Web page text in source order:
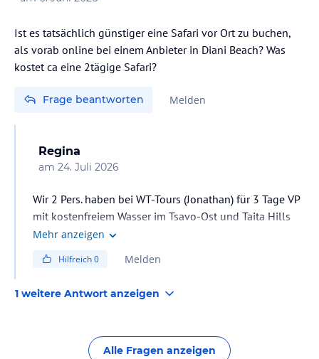
Ist es tatsächlich günstiger eine Safari vor Ort zu buchen,
als vorab online bei einem Anbieter in Diani Beach? Was
kostet ca eine 2tägige Safari?
Frage beantworten Melden
Regina
am 24. Juli 2026
Wir 2 Pers. haben bei WT-Tours (Jonathan) für 3 Tage VP
mit kostenfreiem Wasser im Tsavo-Ost und Taita Hills
1.100,-€ gezahlt. Gebucht haben
Holzverkäufern. So unterstützen wir die Einheimischen
Bewertungen.
Mehr anzeigen
Hilfreich0 Melden
1 weitere Antwort anzeigen
Alle Fragen anzeigen